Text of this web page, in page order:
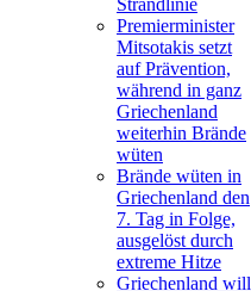
Strandlinie
Premierminister
Mitsotakis setzt
auf Prävention,
während in ganz
Griechenland
weiterhin Brände
wüten
Brände wüten in
Griechenland den
7. Tag in Folge,
ausgelöst durch
extreme Hitze
Griechenland will